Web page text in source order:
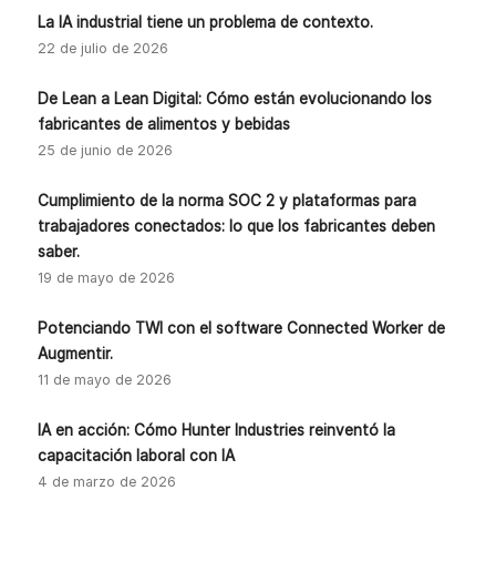
La IA industrial tiene un problema de contexto.
22 de julio de 2026
De Lean a Lean Digital: Cómo están evolucionando los
fabricantes de alimentos y bebidas
25 de junio de 2026
Cumplimiento de la norma SOC 2 y plataformas para
trabajadores conectados: lo que los fabricantes deben
saber.
19 de mayo de 2026
Potenciando TWI con el software Connected Worker de
Augmentir.
11 de mayo de 2026
IA en acción: Cómo Hunter Industries reinventó la
capacitación laboral con IA
4 de marzo de 2026